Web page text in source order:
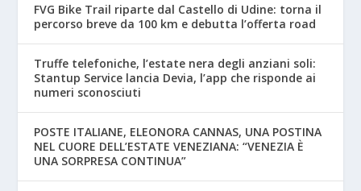
FVG Bike Trail riparte dal Castello di Udine: torna il
percorso breve da 100 km e debutta l’offerta road
Truffe telefoniche, l’estate nera degli anziani soli:
Stantup Service lancia Devia, l’app che risponde ai
numeri sconosciuti
POSTE ITALIANE, ELEONORA CANNAS, UNA POSTINA
NEL CUORE DELL’ESTATE VENEZIANA: “VENEZIA È
UNA SORPRESA CONTINUA”